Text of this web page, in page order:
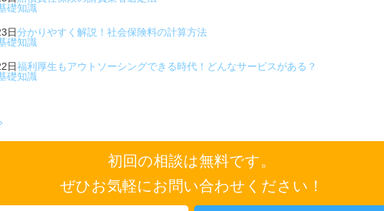
礎知識
日分かりやすく解説！社会保険料の計算方法
礎知識
日福利厚生もアウトソーシングできる時代！どんなサービスがある？
礎知識
初回の相談は無料です。
ぜひお気軽にお問い合わせください！